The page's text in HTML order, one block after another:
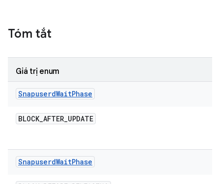
Tóm tắt
Giá trị enum
SnapuserdWaitPhase
BLOCK_AFTER_UPDATE
SnapuserdWaitPhase